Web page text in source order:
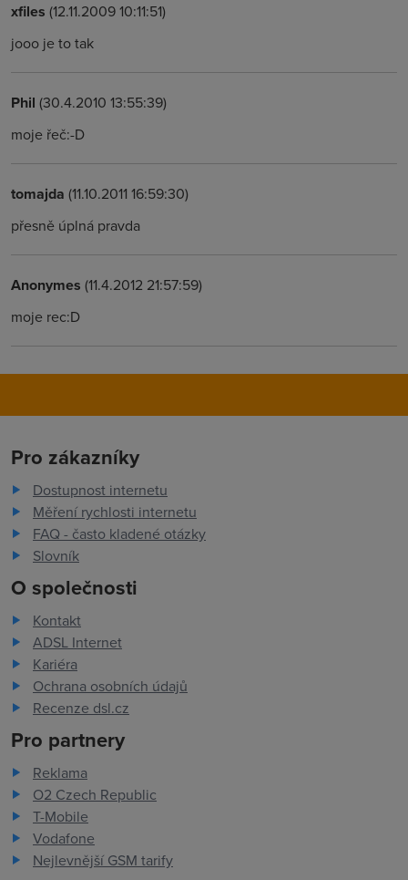
xfiles (12.11.2009 10:11:51)
jooo je to tak
Phil (30.4.2010 13:55:39)
moje řeč:-D
tomajda (11.10.2011 16:59:30)
přesně úplná pravda
Anonymes (11.4.2012 21:57:59)
moje rec:D
Pro zákazníky
Dostupnost internetu
Měření rychlosti internetu
FAQ - často kladené otázky
Slovník
O společnosti
Kontakt
ADSL Internet
Kariéra
Ochrana osobních údajů
Recenze dsl.cz
Pro partnery
Reklama
O2 Czech Republic
T-Mobile
Vodafone
Nejlevnější GSM tarify